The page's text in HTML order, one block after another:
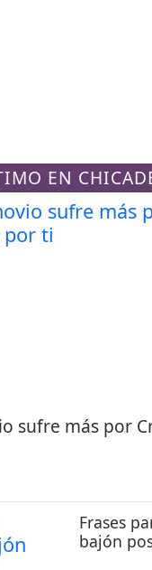
EN
sufre más por
Frases
bajón